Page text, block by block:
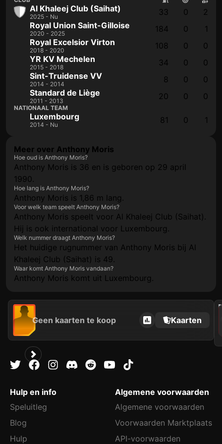
Al Khaleej Club (Saihat)
2025 - Nu 33 0
2
Royal Union Saint-Gilloise
2020 - 2025 184 0
1
Royal Excelsior Virton
2018 - 2020 108 0
0
YR KV Mechelen
2015 - 2018 34 0
0
Sint-Truidense VV
2014 - 2014 8 0
0
Standard de Liège
2011 - 2013 20 0 0
NATIONAAL TEAM
Luxembourg
2014 - Nu 81 0 1
Meer over Anthony Moris
Hoe oud is Anthony Moris?
Anthony Moris is 36 en is geboren op 29 april
1990.
Hoe lang is Anthony Moris?
Anthony Moris is 1,86 m lang.
Voor welk team speelt Anthony Moris?
Anthony Moris speelt voor Al Khaleej Club (Saihat).
Hij is ook international voor Luxembourg.
Welk nummer draagt Anthony Moris?
Het huidige rugnummer van Anthony Moris bij Al
Khaleej Club (Saihat) is 49.
Waar komt Anthony Moris vandaan?
Anthony Moris komt uit Luxembourg.
Geen kaarten te koop Kaarten
2023
Hulp en info
Speluitleg
Blog
Hulp
Algemene voorwaarden
Algemene voorwaarden
Voorwaarden Marktplaats
API-voorwaarden